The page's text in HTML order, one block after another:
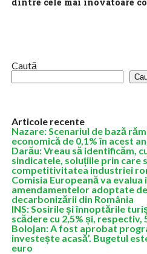
dintre cele mai inovatoare
Caută
Articole recente
Nazare: Scenariul de bază
economică de 0,1% în acest an
Darău: Vreau să identificăm,
sindicatele, soluțiile prin care
competitivitatea industriei
Comisia Europeană va evalua
amendamentelor adoptate
decarbonizării din România
INS: Sosirile și înnoptările
scădere cu 2,5% și, respectiv,
Bolojan: A fost aprobat
investește acasă’. Bugetul
euro